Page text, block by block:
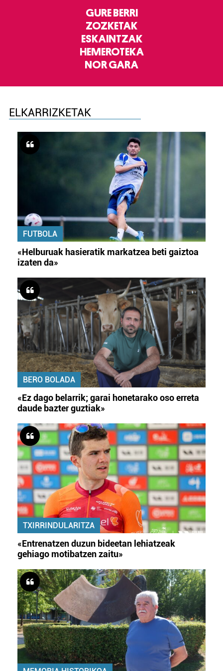
GURE BERRI
ZOZKETAK
ESKAINTZAK
HEMEROTEKA
NOR GARA
ELKARRIZKETAK
FUTBOLA
«Helburuak hasieratik markatzea beti gaiztoa
izaten da»
BERO BOLADA
«Ez dago belarrik; garai honetarako oso erreta
daude bazter guztiak»
TXIRRINDULARITZA
«Entrenatzen duzun bideetan lehiatzeak
gehiago motibatzen zaitu»